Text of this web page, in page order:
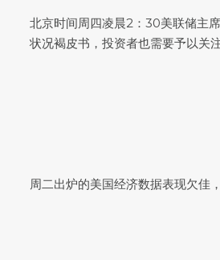
北京时间周四凌晨2：30美联储主
状况褐皮书，投资者也需要予以关
周二出炉的美国经济数据表现欠佳